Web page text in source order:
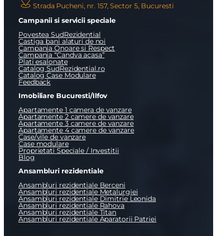
Strada Pucheni, nr. 157, Sector 5, Bucuresti
Campanii si servicii speciale
Povestea SudRezidential
Castiga bani alaturi de noi
Campania Onoare si Respect
Campania “Candva acasa”
Plati esalonate
Catalog SudRezidential.ro
Catalog Case Modulare
Feedback
Imobiliare Bucuresti/Ilfov
Apartamente 1 camera de vanzare
Apartamente 2 camere de vanzare
Apartamente 3 camere de vanzare
Apartamente 4 camere de vanzare
Case/vile de vanzare
Case modulare
Proprietati Speciale / Investitii
Blog
Ansambluri rezidentiale
Ansambluri rezidentiale Berceni
Ansambluri rezidentiale Metalurgiei
Ansambluri rezidentiale Dimitrie Leonida
Ansambluri rezidentiale Rahova
Ansambluri rezidentiale Titan
Ansambluri rezidentiale Aparatorii Patriei